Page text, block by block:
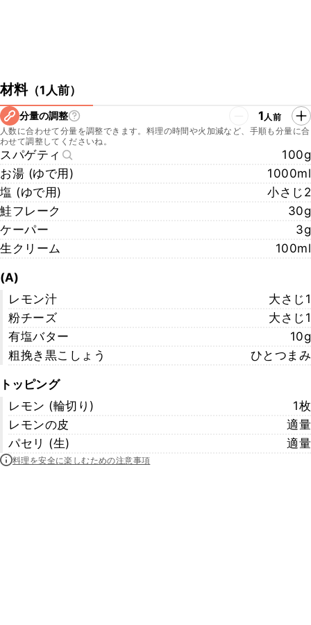
材料（1人前）
分量の調整 1人前
人数に合わせて分量を調整できます。料理の時間や火加減など、手順も分量に合
わせて調整してくださいね。
スパゲティ
100g
お湯 (ゆで用)
1000ml
塩 (ゆで用)
小さじ2
鮭フレーク
30g
ケーパー
3g
生クリーム
100ml
(A)
レモン汁
大さじ1
粉チーズ
大さじ1
有塩バター
10g
粗挽き黒こしょう
ひとつまみ
トッピング
レモン (輪切り)
1枚
レモンの皮
適量
パセリ (生)
適量
料理を安全に楽しむための注意事項